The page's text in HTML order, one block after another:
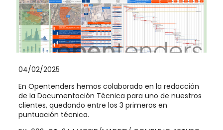
04/02/2025
En Opentenders hemos colaborado en la redacción
de la Documentación Técnica para uno de nuestros
clientes, quedando entre los 3 primeros en
puntuación técnica.